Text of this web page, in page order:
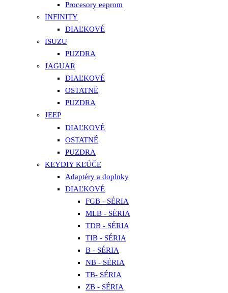
Procesory eeprom
INFINITY
DIAĽKOVÉ
ISUZU
PUZDRA
JAGUAR
DIAĽKOVÉ
OSTATNÉ
PUZDRA
JEEP
DIAĽKOVÉ
OSTATNÉ
PUZDRA
KEYDIY KĽÚČE
Adaptéry a doplnky
DIAĽKOVÉ
FGB - SÉRIA
MLB - SÉRIA
TDB - SÉRIA
TIB - SÉRIA
B - SÉRIA
NB - SÉRIA
TB- SÉRIA
ZB - SÉRIA